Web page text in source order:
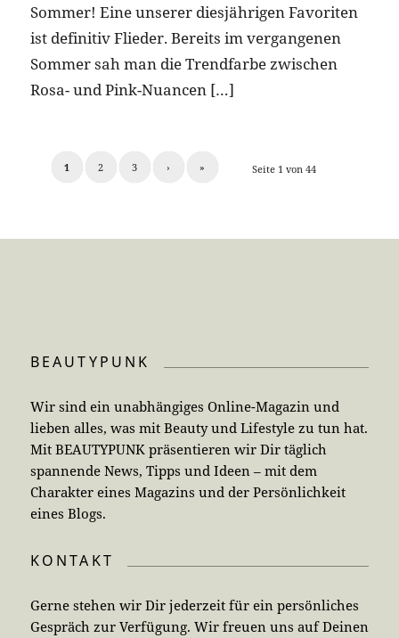
Sommer! Eine unserer diesjährigen Favoriten
ist definitiv Flieder. Bereits im vergangenen
Sommer sah man die Trendfarbe zwischen
Rosa- und Pink-Nuancen […]
Seite 1 von 44
1 2 3 › »
BEAUTYPUNK
Wir sind ein unabhängiges Online-Magazin und
lieben alles, was mit Beauty und Lifestyle zu tun hat.
Mit BEAUTYPUNK präsentieren wir Dir täglich
spannende News, Tipps und Ideen – mit dem
Charakter eines Magazins und der Persönlichkeit
eines Blogs.
KONTAKT
Gerne stehen wir Dir jederzeit für ein persönliches
Gespräch zur Verfügung. Wir freuen uns auf Deinen